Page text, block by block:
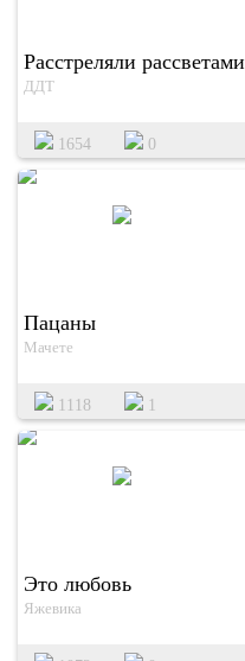
Расстреляли рассветами
ДДТ
1654 0
Пацаны
Мачете
1118 1
Это любовь
Яжевика